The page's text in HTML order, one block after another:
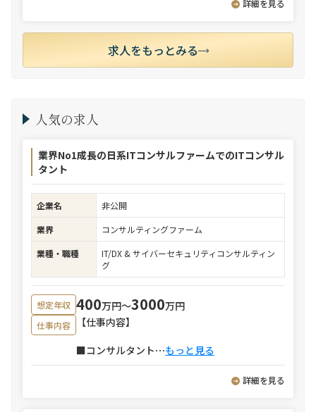
詳細を見る
求人をもっとみる
人気の求人
業界No1成長の日系ITコンサルファームでのITコンサル
タント
企業名
非公開
業界
コンサルティングファーム
業種・職種
IT/DX & サイバーセキュリティコンサルティン
グ
想定年収 400万円〜3000万円
仕事内容
【仕事内容】
■コンサルタント⋯もっと見る
詳細を見る